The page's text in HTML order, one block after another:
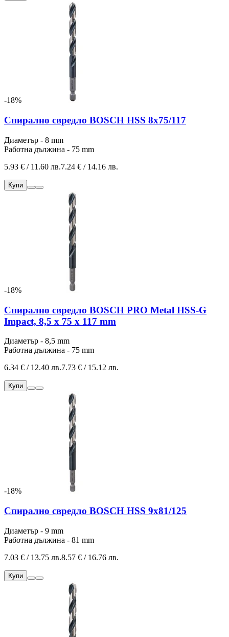
-18%
Спирално свредло BOSCH HSS 8x75/117
Диаметър - 8 mm
Работна дължина - 75 mm
5.93 € / 11.60 лв.7.24 € / 14.16 лв.
Купи
-18%
Спирално свредло BOSCH PRO Metal HSS-G
Impact, 8,5 x 75 x 117 mm
Диаметър - 8,5 mm
Работна дължина - 75 mm
6.34 € / 12.40 лв.7.73 € / 15.12 лв.
Купи
-18%
Спирално свредло BOSCH HSS 9x81/125
Диаметър - 9 mm
Работна дължина - 81 mm
7.03 € / 13.75 лв.8.57 € / 16.76 лв.
Купи